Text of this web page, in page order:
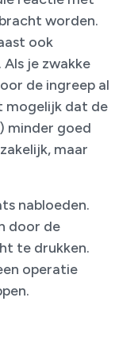
worden.
ook
je zwakke
de ingreep al
mogelijk dat de
minder goed
maar
nabloeden.
door de
te drukken.
operatie